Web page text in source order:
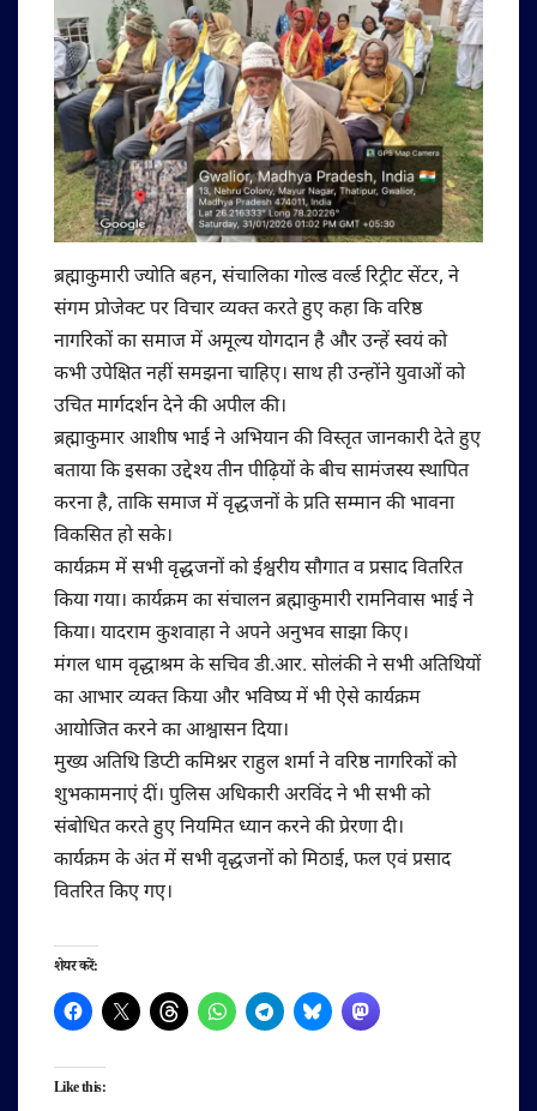
ब्रह्माकुमारी ज्योति बहन, संचालिका गोल्ड वर्ल्ड रिट्रीट सेंटर, ने
संगम प्रोजेक्ट पर विचार व्यक्त करते हुए कहा कि वरिष्ठ
नागरिकों का समाज में अमूल्य योगदान है और उन्हें स्वयं को
कभी उपेक्षित नहीं समझना चाहिए। साथ ही उन्होंने युवाओं को
उचित मार्गदर्शन देने की अपील की।
ब्रह्माकुमार आशीष भाई ने अभियान की विस्तृत जानकारी देते हुए
बताया कि इसका उद्देश्य तीन पीढ़ियों के बीच सामंजस्य स्थापित
करना है, ताकि समाज में वृद्धजनों के प्रति सम्मान की भावना
विकसित हो सके।
कार्यक्रम में सभी वृद्धजनों को ईश्वरीय सौगात व प्रसाद वितरित
किया गया। कार्यक्रम का संचालन ब्रह्माकुमारी रामनिवास भाई ने
किया। यादराम कुशवाहा ने अपने अनुभव साझा किए।
मंगल धाम वृद्धाश्रम के सचिव डी.आर. सोलंकी ने सभी अतिथियों
का आभार व्यक्त किया और भविष्य में भी ऐसे कार्यक्रम
आयोजित करने का आश्वासन दिया।
मुख्य अतिथि डिप्टी कमिश्नर राहुल शर्मा ने वरिष्ठ नागरिकों को
शुभकामनाएं दीं। पुलिस अधिकारी अरविंद ने भी सभी को
संबोधित करते हुए नियमित ध्यान करने की प्रेरणा दी।
कार्यक्रम के अंत में सभी वृद्धजनों को मिठाई, फल एवं प्रसाद
वितरित किए गए।
शेयर करें:
Like this: